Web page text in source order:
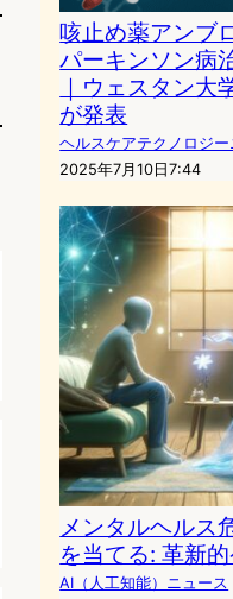
咳止め薬アンブ
パーキンソン病
｜ウェスタン大
が発表
ヘルスケアテクノロジー
2025年7月10日7:44
メンタルヘルス
を当てる: 革新
AI（人工知能）ニュース